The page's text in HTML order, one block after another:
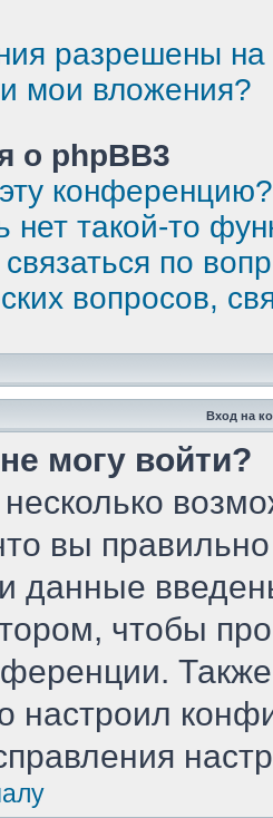
разрешены
мои вложения?
о phpBB3
конференцию?
нет такой-то
по
вопросов,
Вход на
могу войти?
вы
данные
чтобы
настроил